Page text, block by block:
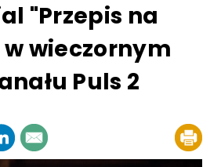
"Przepis na
wieczornym
Puls 2